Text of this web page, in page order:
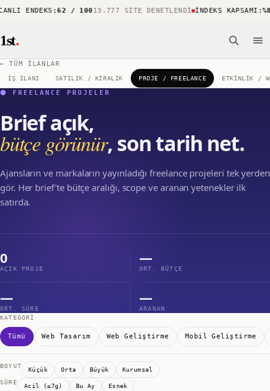
ENDEKS: 62 / 10013.777 SITE DENETLENDI İNDEKS KAPSAMI:
1st.
← TÜM İLANLAR
İŞ İLANI SATILIK / KIRALIK PROJE / FREELANCE ETKINLIK /
⬢ FREELANCE PROJELER
Brief açık,
bütçe görünür, son tarih net.
Ajansların ve markaların yayınladığı freelance projeleri tek yerden
gör. Her brief'te bütçe aralığı, scope ve aranan yetenekler ilk
satırda.
0
AÇIK PROJE
—
ORT. BÜTÇE
—
ORT. SÜRE
—
ARANAN
KATEGORI
Tümü Web Tasarım Web Geliştirme Mobil Geliştirme
BOYUT
Küçük Orta Büyük
Kurumsal
SÜRE
Acil (≤7g) Bu Ay Esnek